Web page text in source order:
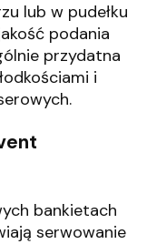
lub w pudełku
podania
przydatna
i
bankietach
serwowanie